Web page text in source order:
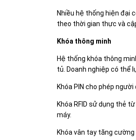
Nhiều hệ thống hiện đại
theo thời gian thực và
Khóa thông minh
Hệ thống khóa thông
tủ. Doanh nghiệp có thể
Khóa PIN cho phép
Khóa RFID sử dụng thẻ
máy.
Khóa vân tay tăng